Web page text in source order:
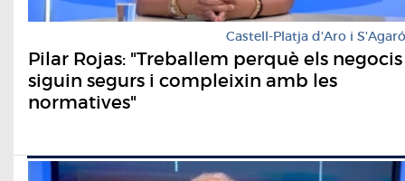
Castell-Platja d'Aro i S'Agaró
Pilar Rojas: "Treballem perquè els negocis
siguin segurs i compleixin amb les
normatives"